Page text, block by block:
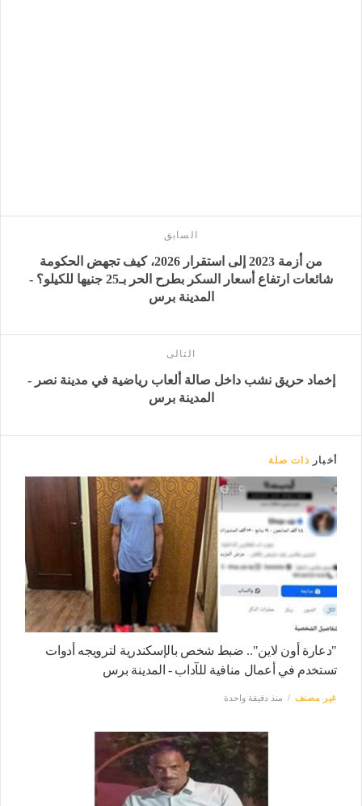
السابق
من أزمة 2023 إلى استقرار 2026، كيف تجهض الحكومة
شائعات ارتفاع أسعار السكر بطرح الحر بـ25 جنيها للكيلو؟ -
المدينة برس
التالى
إخماد حريق نشب داخل صالة ألعاب رياضية في مدينة نصر -
المدينة برس
أخبار ذات صلة
"دعارة أون لاين".. ضبط شخص بالإسكندرية لترويجه أدوات
تستخدم في أعمال منافية للآداب - المدينة برس
غير مصنف منذ دقيقة واحدة